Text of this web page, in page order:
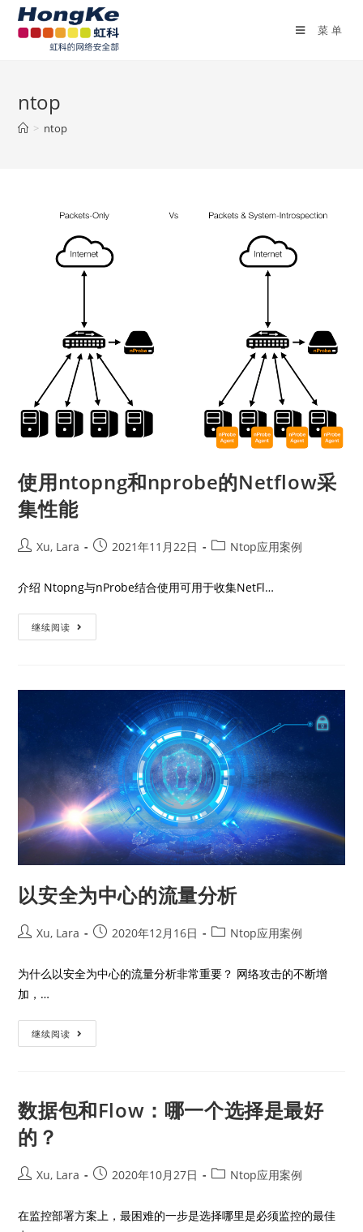
菜单
ntop
> ntop
使用ntopng和nprobe的Netflow采
集性能
Xu, Lara 2021年11月22日 Ntop应用案例
介绍 Ntopng与nProbe结合使用可用于收集NetFl…
继续阅读
以安全为中心的流量分析
Xu, Lara 2020年12月16日 Ntop应用案例
为什么以安全为中心的流量分析非常重要？ 网络攻击的不断增
加，…
继续阅读
数据包和Flow：哪一个选择是最好
的？
Xu, Lara 2020年10月27日 Ntop应用案例
在监控部署方案上，最困难的一步是选择哪里是必须监控的最佳